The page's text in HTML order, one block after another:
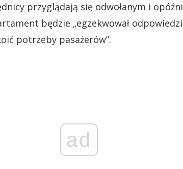
przyglądają się odwołanym i
będzie „egzekwował
potrzeby pasażerów”.
ad